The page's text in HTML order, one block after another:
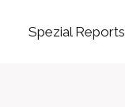
Spezial Reports